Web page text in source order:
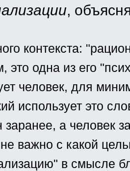
,
контекста:
это одна из его
человек, для
использует это
заранее, а человек
важно с какой
в смысле